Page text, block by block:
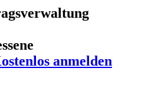
anmelden